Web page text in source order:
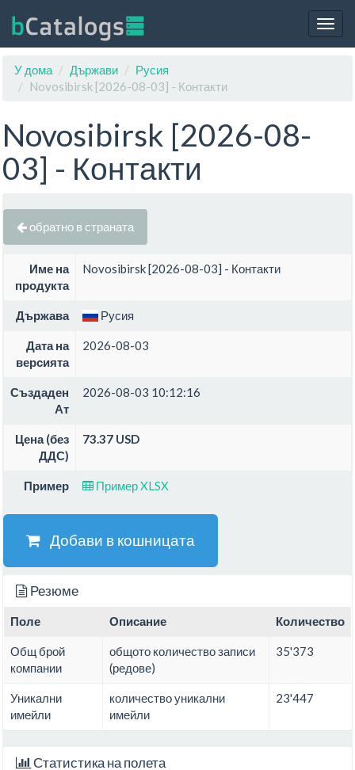
У дома
Държави
Русия
Novosibirsk [2026-08-03] - Контакти
Novosibirsk [2026-08-
03] - Контакти
обратно в страната
Име на
продукта
Novosibirsk [2026-08-03] - Контакти
Държава Русия
Дата на
версията
2026-08-03
Създаден
Ат
2026-08-03 10:12:16
Цена (без
ДДС)
73.37 USD
Пример Пример XLSX
Добави в кошницата
Резюме
Поле Описание Количество
Общ брой
компании
общото количество записи
(редове)
35'373
Уникални
имейли
количество уникални
имейли
23'447
Статистика на полета